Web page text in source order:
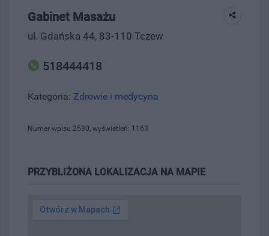
Gabinet Masażu
ul. Gdańska 44, 83-110 Tczew
518444418
Kategoria: Zdrowie i medycyna
Numer wpisu 2530, wyświetleń: 1163
PRZYBLIŻONA LOKALIZACJA NA MAPIE